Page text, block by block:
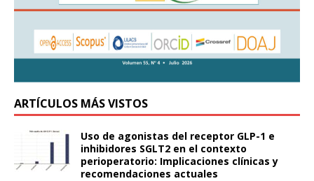
ARTÍCULOS MÁS VISTOS
Uso de agonistas del receptor GLP-1 e
inhibidores SGLT2 en el contexto
perioperatorio: Implicaciones clínicas y
recomendaciones actuales